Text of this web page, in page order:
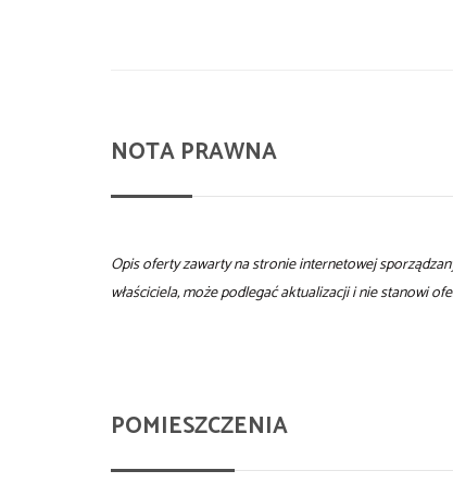
NOTA PRAWNA
Opis oferty zawarty na stronie internetowej
właściciela, może podlegać aktualizacji i nie stanowi
POMIESZCZENIA